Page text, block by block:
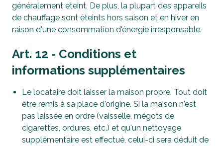
généralement éteint. De plus, la plupart des appareils
de chauffage sont éteints hors saison et en hiver en
raison d'une consommation d'énergie irresponsable.
Art. 12 - Conditions et
informations supplémentaires
Le locataire doit laisser la maison propre. Tout doit
être remis à sa place d'origine. Si la maison n'est
pas laissée en ordre (vaisselle, mégots de
cigarettes, ordures, etc.) et qu'un nettoyage
supplémentaire est effectué, celui-ci sera déduit de